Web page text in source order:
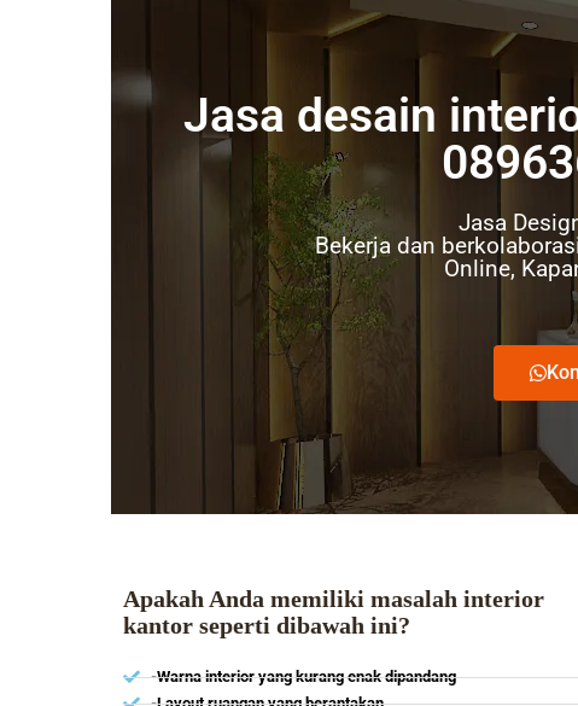
Jasa desain
Jasa
Bekerja dan
Online,
Apakah Anda memiliki masalah interior
kantor seperti dibawah ini?
-Warna interior yang kurang enak dipandang